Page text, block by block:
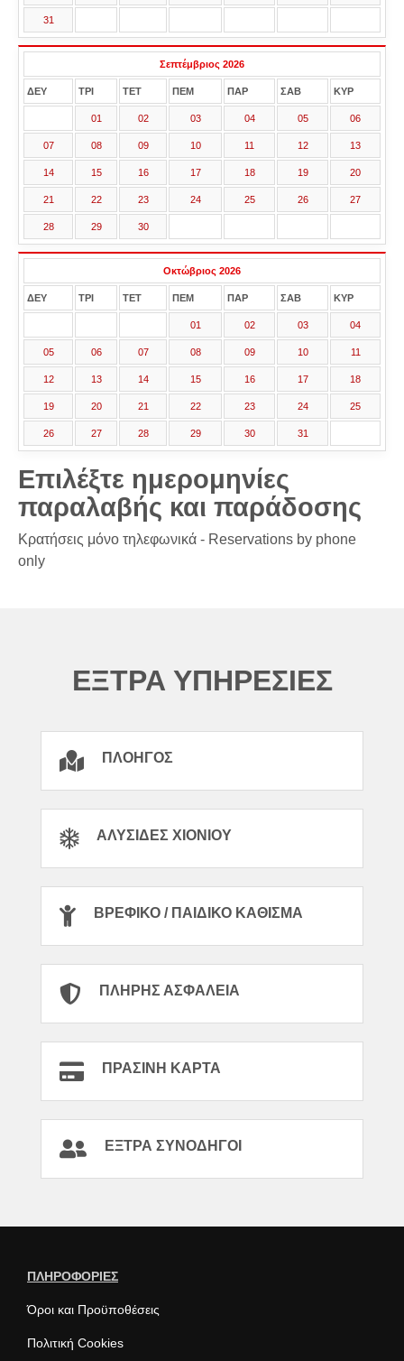
31
Σεπτέμβριος 2026
ΔΕΥ ΤΡΙ ΤΕΤ ΠΕΜ ΠΑΡ ΣΑΒ ΚΥΡ
01 02 03 04 05 06
07 08 09 10 11 12 13
14 15 16 17 18 19 20
21 22 23 24 25 26 27
28 29 30
Οκτώβριος 2026
ΔΕΥ ΤΡΙ ΤΕΤ ΠΕΜ ΠΑΡ ΣΑΒ ΚΥΡ
01 02 03 04
05 06 07 08 09 10 11
12 13 14 15 16 17 18
19 20 21 22 23 24 25
26 27 28 29 30 31
Επιλέξτε ημερομηνίες
παραλαβής και παράδοσης
Κρατήσεις μόνο τηλεφωνικά - Reservations by phone
only
ΕΞΤΡΑ ΥΠΗΡΕΣΙΕΣ
ΠΛΟΗΓΌΣ
ΑΛΥΣΊΔΕΣ ΧΙΟΝΙΟΎ
ΒΡΕΦΙΚΌ / ΠΑΙΔΙΚΌ ΚΆΘΙΣΜΑ
ΠΛΉΡΗΣ ΑΣΦΆΛΕΙΑ
ΠΡΆΣΙΝΗ ΚΆΡΤΑ
ΈΞΤΡΑ ΣΥΝΟΔΗΓΟΊ
ΠΛΗΡΟΦΟΡΙΕΣ
Όροι και Προϋποθέσεις
Πολιτική Cookies